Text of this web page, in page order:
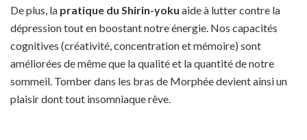
De plus, la pratique du Shirin-yoku aide à lutter contre la
dépression tout en boostant notre énergie. Nos capacités
cognitives (créativité, concentration et mémoire) sont
améliorées de même que la qualité et la quantité de notre
sommeil. Tomber dans les bras de Morphée devient ainsi un
plaisir dont tout insomniaque rêve.